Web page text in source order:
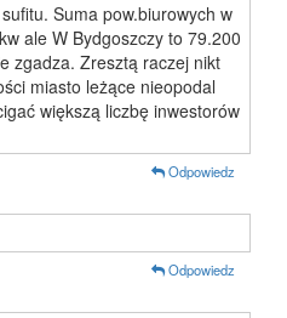
Suma pow.biurowych w
ale W Bydgoszczy to 79.200
zgadza. Zresztą raczej nikt
miasto leżące nieopodal
większą liczbę inwestorów
Odpowiedz
Odpowiedz